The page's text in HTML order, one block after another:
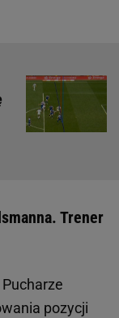
Trener
Pucharze
pozycji